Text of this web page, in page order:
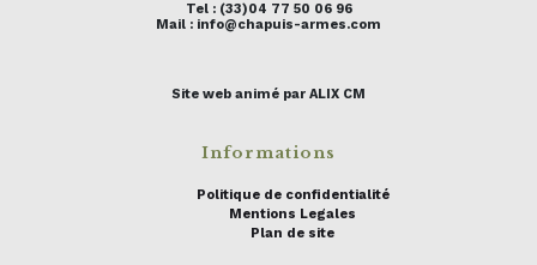
Tel : (33)04 77 50 06 96
Mail : info@chapuis-armes.com
Site web animé par ALIX CM
Informations
Politique de confidentialité
Mentions Legales
Plan de site